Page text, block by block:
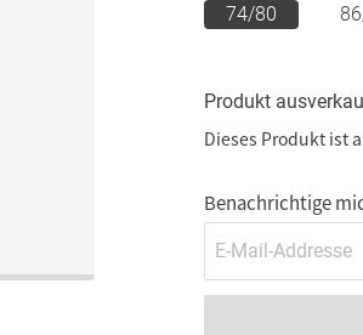
74/80
Produkt
Dieses Produkt ist
Benachrichtige